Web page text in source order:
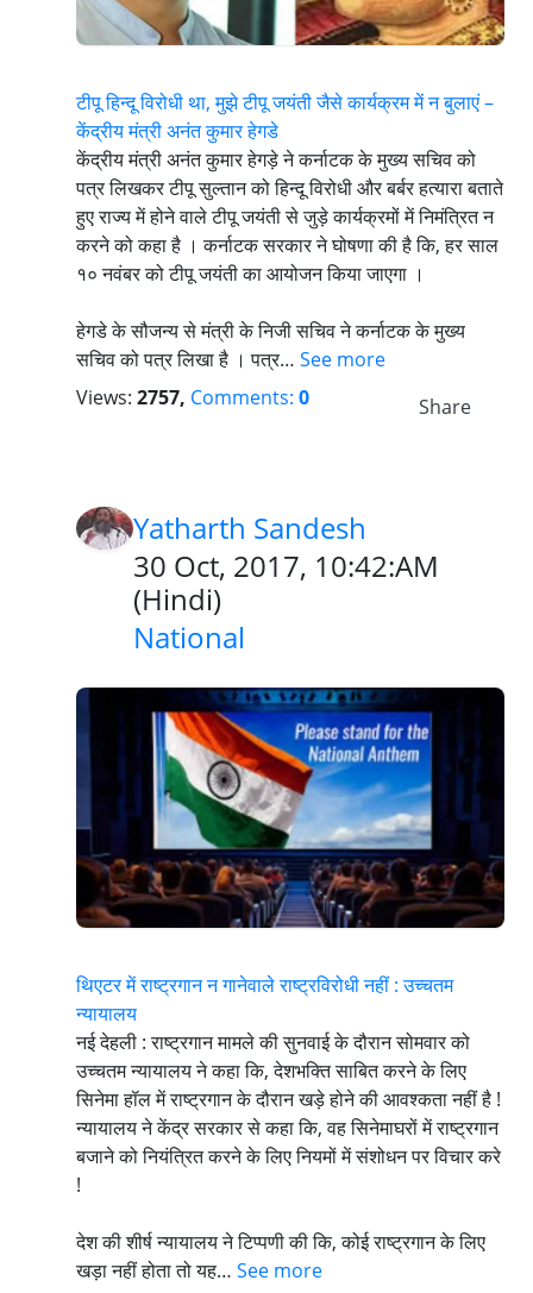
टीपू हिन्दू विरोधी था, मुझे टीपू जयंती जैसे कार्यक्रम में न बुलाएं –
केंद्रीय मंत्री अनंत कुमार हेगडे
केंद्रीय मंत्री अनंत कुमार हेगड़े ने कर्नाटक के मुख्य सचिव को
पत्र लिखकर टीपू सुल्तान को हिन्दू विरोधी और बर्बर हत्यारा बताते
हुए राज्य में होने वाले टीपू जयंती से जुड़े कार्यक्रमों में निमंत्रित न
करने को कहा है । कर्नाटक सरकार ने घोषणा की है कि, हर साल
१० नवंबर को टीपू जयंती का आयोजन किया जाएगा ।
हेगडे के सौजन्य से मंत्री के निजी सचिव ने कर्नाटक के मुख्य
सचिव को पत्र लिखा है । पत्र… See more
Views: 2757, Comments: 0 Share
Yatharth Sandesh
30 Oct, 2017, 10:42:AM
(Hindi)
National
थिएटर में राष्ट्रगान न गानेवाले राष्ट्रविरोधी नहीं : उच्चतम
न्यायालय
नई देहली : राष्ट्रगान मामले की सुनवाई के दौरान सोमवार को
उच्चतम न्यायालय ने कहा कि, देशभक्ति साबित करने के लिए
सिनेमा हॉल में राष्ट्रगान के दौरान खड़े होने की आवश्कता नहीं है !
न्यायालय ने केंद्र सरकार से कहा कि, वह सिनेमाघरों में राष्ट्रगान
बजाने को नियंत्रित करने के लिए नियमों में संशोधन पर विचार करे
!
देश की शीर्ष न्यायालय ने टिप्पणी की कि, कोई राष्ट्रगान के लिए
खड़ा नहीं होता तो यह… See more